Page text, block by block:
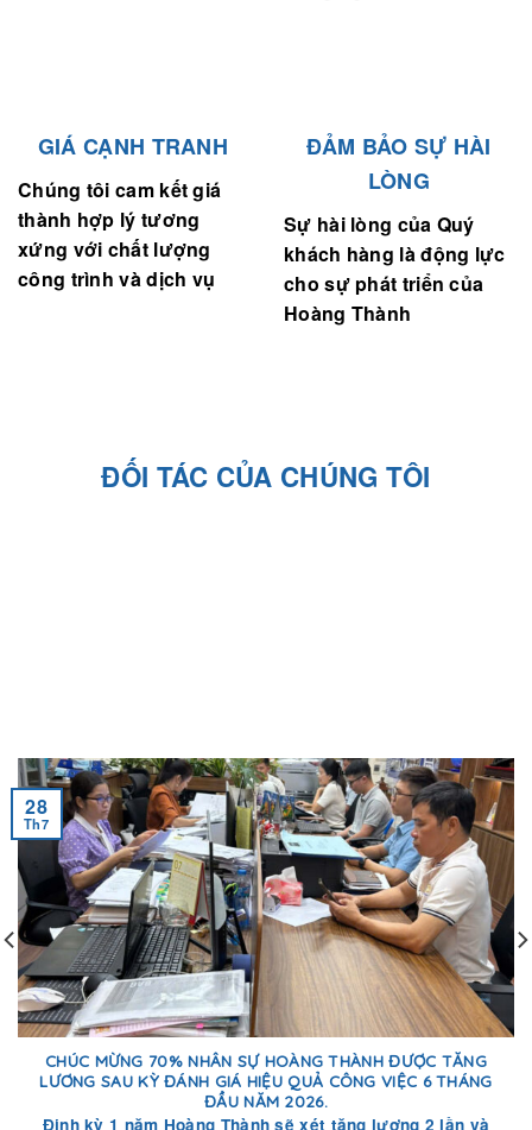
Chúng tôi cam kết giá
thành hợp lý tương
xứng với chất lượng
công trình và dịch vụ
LÒNG
Sự hài lòng của Quý
khách hàng là động lực
cho sự phát triển của
Hoàng Thành
CHÚC MỪNG 70% NHÂN SỰ HOÀNG THÀNH ĐƯỢC TĂNG
LƯƠNG SAU KỲ ĐÁNH GIÁ HIỆU QUẢ CÔNG VIỆC 6 THÁNG
ĐẦU NĂM 2026.
Định kỳ 1 năm Hoàng Thành sẽ xét tăng lương 2 lần và
hôm nay [...]
28
Th7